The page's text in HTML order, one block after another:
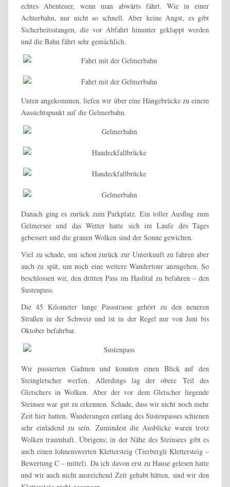
echtes Abenteuer, wenn man abwärts fährt. Wie in einer
Achterbahn, nur nicht so schnell. Aber keine Angst, es gibt
Sicherheitsstangen, die vor Abfahrt hinunter geklappt werden
und die Bahn fährt sehr gemächlich.
Unten angekommen, liefen wir über eine Hängebrücke zu einem
Aussichtspunkt auf die Gelmerbahn.
Danach ging es zurück zum Parkplatz. Ein toller Ausflug zum
Gelmersee und das Wetter hatte sich im Laufe des Tages
gebessert und die grauen Wolken sind der Sonne gewichen.
Viel zu schade, um schon zurück zur Unterkunft zu fahren aber
auch zu spät, um noch eine weitere Wandertour anzugehen. So
beschlossen wir, den dritten Pass im Haslital zu befahren – den
Sustenpass.
Die 45 Kilometer lange Passstrasse gehört zu den neueren
Straßen in der Schweiz und ist in der Regel nur von Juni bis
Oktober befahrbar.
Wir passierten Gadmen und konnten einen Blick auf den
Steingletscher werfen. Allerdings lag der obere Teil des
Gletschers in Wolken. Aber der vor dem Gletscher liegende
Steinsee war gut zu erkennen. Schade, dass wir nicht noch mehr
Zeit hier hatten. Wanderungen entlang des Sustenpasses schienen
sehr einladend zu sein. Zumindest die Ausblicke waren trotz
Wolken traumhaft. Übrigens; in der Nähe des Steinsees gibt es
auch einen lohnenswerten Klettersteig (Tierbergli Klettersteig –
Bewertung C – mittel). Da ich davon erst zu Hause gelesen hatte
und wir auch nicht ausreichend Zeit gehabt hätten, sind wir den